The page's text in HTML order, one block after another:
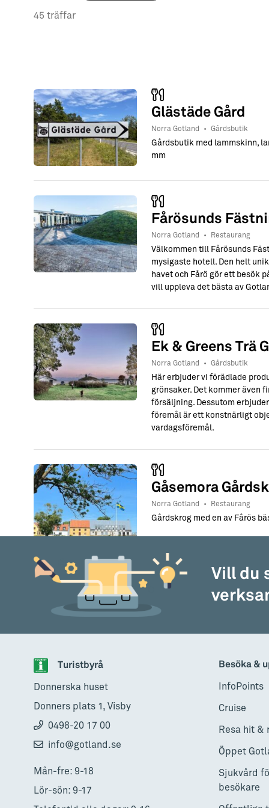
45 träffar
Glästäde Gård
Norra Gotland • Gårdsbutik
Gårdsbutik med lammskinn,
mm
Fårösunds
Norra Gotland • Restaurang
Välkommen till Fårösunds
mysigaste hotell. Den helt
havet och Fårö gör ett besök
vill uppleva det bästa av
Ek & Greens Trä
Norra Gotland • Gårdsbutik
Här erbjuder vi förädlade
grönsaker. Det kommer även
försäljning. Dessutom
föremål är ett konstnärligt
vardagsföremål.
Gåsemora
Norra Gotland • Restaurang
Gårdskrog med en av Fårös
Kafe Poelen
Norra Gotland
Sommaröppet: Frukost på
Vill du
Turistbyrå
Donnerska huset
Donners plats 1, Visby
0498-20 17 00
info@gotland.se
Mån-fre: 9-18
Lör-sön: 9-17
Besöka &
InfoPoints
Cruise
Resa hit &
Öppet
Sjukvård
besökare